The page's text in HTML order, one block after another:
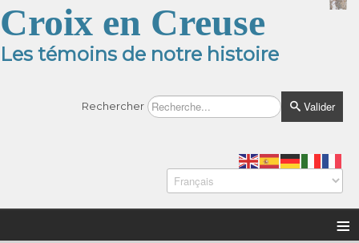
Croix en Creuse
Les témoins de notre histoire
Rechercher Valider
≡